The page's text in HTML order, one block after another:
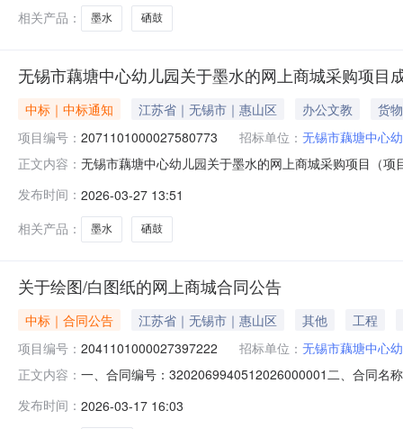
相关产品：
墨水 硒鼓
无锡市藕塘中心幼儿园关于墨水的网上商城采购项目
中标｜中标通知 江苏省｜无锡市｜惠山区 办公文教
货物
项目编号： 2071101000027580773 招标单位： 无锡市藕塘中心
正文内容： 无锡市藕塘中心幼儿园关于墨水的网上商城采购项目（
码:320206项目所在行政区划名称:江苏省无锡市惠山区
发布时间： 2026-03-27 13:51
相关产品：
墨水 硒鼓
关于绘图/白图纸的网上商城合同公告
中标｜合同公告 江苏省｜无锡市｜惠山区 其他
工程
项目编号： 2041101000027397222 招标单位： 无锡市藕塘中心
正文内容： 一、合同编号：3202069940512026000001二、合同名
堰区白米镇跃进路1号联系方式：15371555597六、合
发布时间： 2026-03-17 16:03